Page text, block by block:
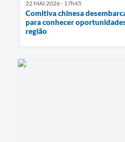
22 MAI 2026 - 17h45
Comitiva chinesa
para conhecer
região